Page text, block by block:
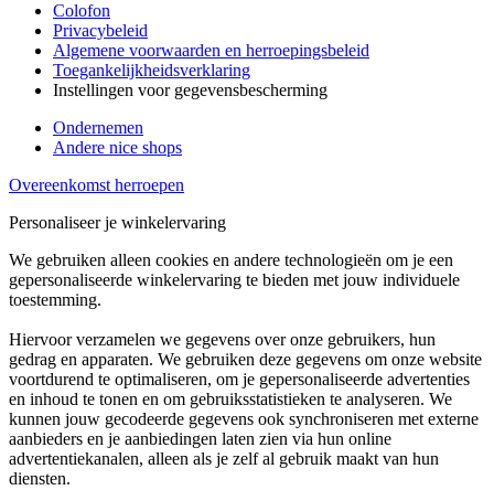
Colofon
Privacybeleid
Algemene voorwaarden en herroepingsbeleid
Toegankelijkheidsverklaring
Instellingen voor gegevensbescherming
Ondernemen
Andere nice shops
Overeenkomst herroepen
Personaliseer je winkelervaring
We gebruiken alleen cookies en andere technologieën om je een
gepersonaliseerde winkelervaring te bieden met jouw individuele
toestemming.
Hiervoor verzamelen we gegevens over onze gebruikers, hun
gedrag en apparaten. We gebruiken deze gegevens om onze website
voortdurend te optimaliseren, om je gepersonaliseerde advertenties
en inhoud te tonen en om gebruiksstatistieken te analyseren. We
kunnen jouw gecodeerde gegevens ook synchroniseren met externe
aanbieders en je aanbiedingen laten zien via hun online
advertentiekanalen, alleen als je zelf al gebruik maakt van hun
diensten.